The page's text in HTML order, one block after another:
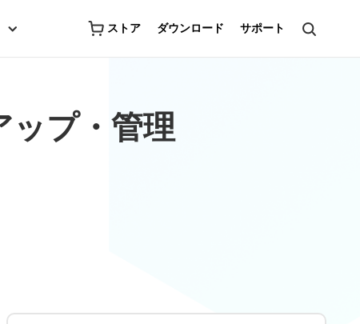
ストア ダウンロード サポート
ップ・管理